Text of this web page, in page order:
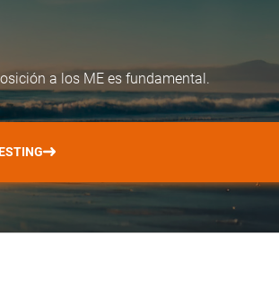
a los ME es fundamental.